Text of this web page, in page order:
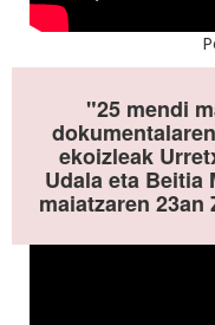
"25 mendi
ekoizleak
Udala eta Beitia
maiatzaren 23an